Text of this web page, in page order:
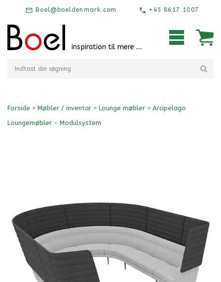
+45 8617 1007
Boel@boeldenmark.com
inspiration til mere ....
Forside » Møbler / inventar » Lounge møbler » Arcipelago
Loungemøbler - Modulsystem